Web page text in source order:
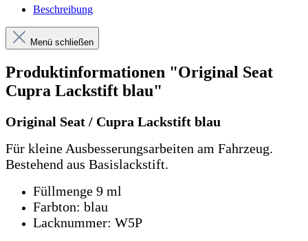
Beschreibung
Menü schließen
Produktinformationen "Original Seat
Cupra Lackstift blau"
Original Seat / Cupra Lackstift blau
Für kleine Ausbesserungsarbeiten am Fahrzeug.
Bestehend aus Basislackstift.
Füllmenge 9 ml
Farbton: blau
Lacknummer: W5P